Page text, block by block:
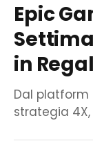
Epic
in
Dal platform
strategia